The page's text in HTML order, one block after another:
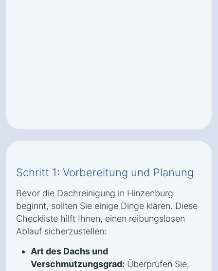
Schritt 1: Vorbereitung und Planung
Bevor die Dachreinigung in Hinzenburg
beginnt, sollten Sie einige Dinge klären. Diese
Checkliste hilft Ihnen, einen reibungslosen
Ablauf sicherzustellen:
Art des Dachs und
Verschmutzungsgrad: Überprüfen Sie,